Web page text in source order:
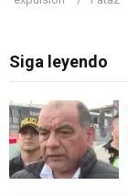
Siga leyendo